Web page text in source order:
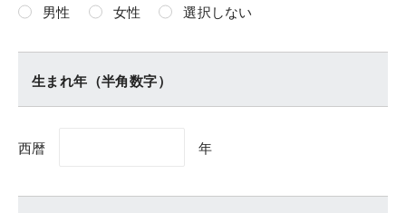
男性 女性 選択しない
生まれ年（半角数字）
西暦 年